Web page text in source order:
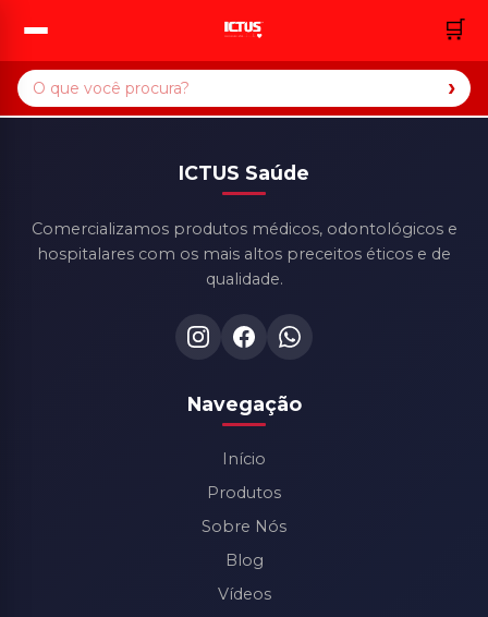
ICTUS Saúde
Comercializamos produtos médicos, odontológicos e
hospitalares com os mais altos preceitos éticos e de
qualidade.
Navegação
Início
Produtos
Sobre Nós
Blog
Vídeos
🛒
›